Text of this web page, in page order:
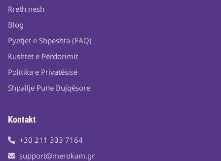
Rreth nesh
Blog
Pyetjet e Shpeshta (FAQ)
Kushtet e Përdorimit
Politika e Privatësisë
Shpallje Pune Bujqësore
Kontakt
+30 211 333 7164
support@merokam.gr